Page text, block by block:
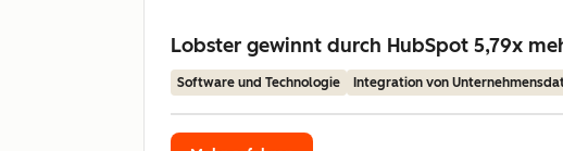
Lobster gewinnt durch HubSpot 5,79x
Software und Technologie Integration von